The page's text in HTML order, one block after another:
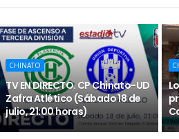
CHINATO
TV EN DIRECTO. CP Chinato-UD
Zafra Atlético (Sábado 18 de
julio, 21:00 horas)